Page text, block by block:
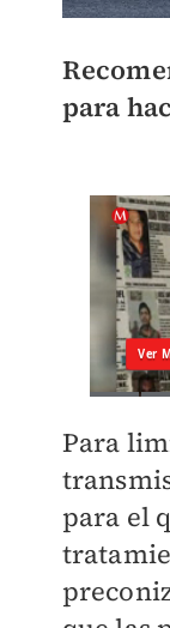
para
Para
para el